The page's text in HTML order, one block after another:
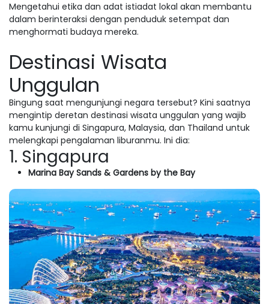
Mengetahui etika dan adat istiadat lokal akan membantu
dalam berinteraksi dengan penduduk setempat dan
menghormati budaya mereka.
Destinasi Wisata
Unggulan
Bingung saat mengunjungi negara tersebut? Kini saatnya
mengintip deretan destinasi wisata unggulan yang wajib
kamu kunjungi di Singapura, Malaysia, dan Thailand untuk
melengkapi pengalaman liburanmu. Ini dia:
1. Singapura
Marina Bay Sands & Gardens by the Bay